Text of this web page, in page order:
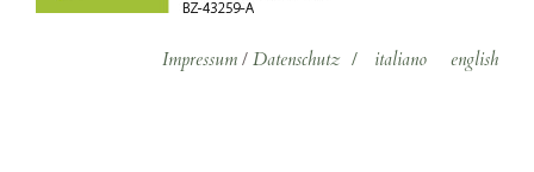
Impressum / Datenschutz / italiano english